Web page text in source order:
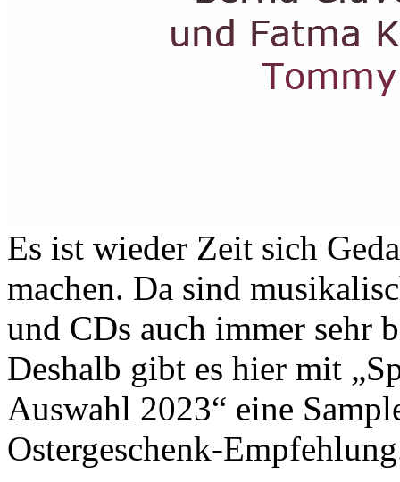
Es ist wieder Zeit sich
machen. Da sind
und CDs auch immer sehr
Deshalb gibt es hier mit
Auswahl 2023“ eine
Ostergeschenk-